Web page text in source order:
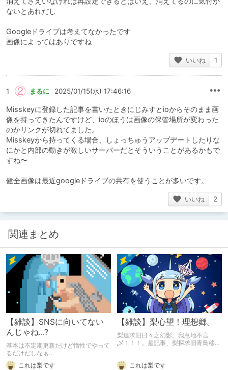
ないとあれだし
Googleドライブは考えてなかったです
画像によってはありですね
いいね 1
1 まるに 2025/01/15(水) 17:46:16
Misskeyに登録した記事を書いたときにじみすとioからそのまま画
像を持ってきたんですけど、ioのほうは画像の保管場所が変わった
のかリンクが切れてました。
Misskeyから持ってくる場合、しょっちゅうアップデートしたりな
にかと内部の動きが激しいサーバーだとそういうことがあるかもで
すね〜
健全画像は最近googleドライブの共有を使うことが多いです。
いいね 2
関連まとめ
【雑談】SNSに向いてない
んじゃね...?
基本は不定期更新だけど惰性でやって
るだけだしなぁ…
これは梨です
【雑談】梨心望！理想郷。
梨追求旧日々之幻影。我意地不言
乄！！！。是記事、梨探求旧青鳥移行
これは梨です